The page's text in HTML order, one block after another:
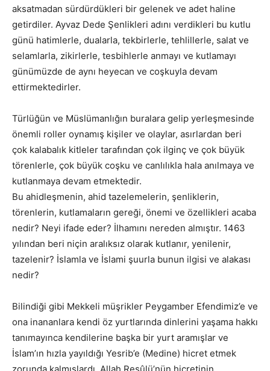
aksatmadan sürdürdükleri bir gelenek ve adet haline
getirdiler. Ayvaz Dede Şenlikleri adını verdikleri bu kutlu
günü hatimlerle, dualarla, tekbirlerle, tehlillerle, salat ve
selamlarla, zikirlerle, tesbihlerle anmayı ve kutlamayı
günümüzde de aynı heyecan ve coşkuyla devam
ettirmektedirler.
Türlüğün ve Müslümanlığın buralara gelip yerleşmesinde
önemli roller oynamış kişiler ve olaylar, asırlardan beri
çok kalabalık kitleler tarafından çok ilginç ve çok büyük
törenlerle, çok büyük coşku ve canlılıkla hala anılmaya ve
kutlanmaya devam etmektedir.
Bu ahidleşmenin, ahid tazelemelerin, şenliklerin,
törenlerin, kutlamaların gereği, önemi ve özellikleri acaba
nedir? Neyi ifade eder? İlhamını nereden almıştır. 1463
yılından beri niçin aralıksız olarak kutlanır, yenilenir,
tazelenir? İslamla ve İslami şuurla bunun ilgisi ve alakası
nedir?
Bilindiği gibi Mekkeli müşrikler Peygamber Efendimiz’e ve
ona inananlara kendi öz yurtlarında dinlerini yaşama hakkı
tanımayınca kendilerine başka bir yurt aramışlar ve
İslam’ın hızla yayıldığı Yesrib’e (Medine) hicret etmek